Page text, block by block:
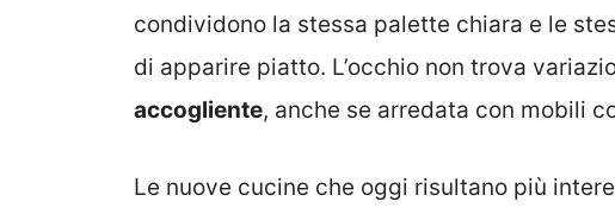
condividono la stessa palette chiara e le
di apparire piatto. L’occhio non trova
accogliente, anche se arredata con mobili
Le nuove cucine che oggi risultano più